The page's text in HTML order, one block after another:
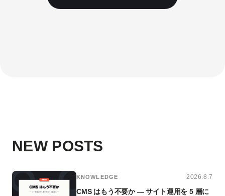
NEW POSTS
KNOWLEDGE 2026.8.7
CMS はもう不要か — サイト運用を 5 層に